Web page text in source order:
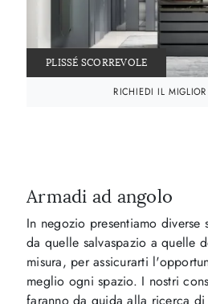
PLISSÉ SCORREVOLE
RICHIEDI IL
Armadi ad angolo
In negozio presentiamo
da quelle salvaspazio a quelle
misura, per assicurarti
meglio ogni spazio. I nostri